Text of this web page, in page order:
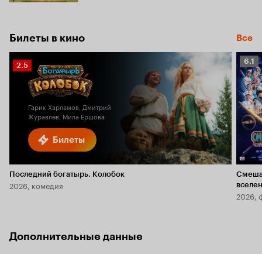
Билеты в кино Все
Билеты
Рейтинг
Кинопоиска
2.5
Гарик Харламов, Дмитрий
Журавлев, Мила Ершова
Последний богатырь. Колобок
2026, комедия
6.1
6.1
2026,
Дополнительные данные